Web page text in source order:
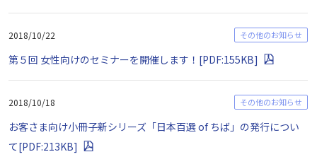
2018/10/22 その他のお知らせ
第５回 女性向けのセミナーを開催します！[PDF:155KB]
2018/10/18 その他のお知らせ
お客さま向け小冊子新シリーズ「日本百選 of ちば」の発行につい
て[PDF:213KB]